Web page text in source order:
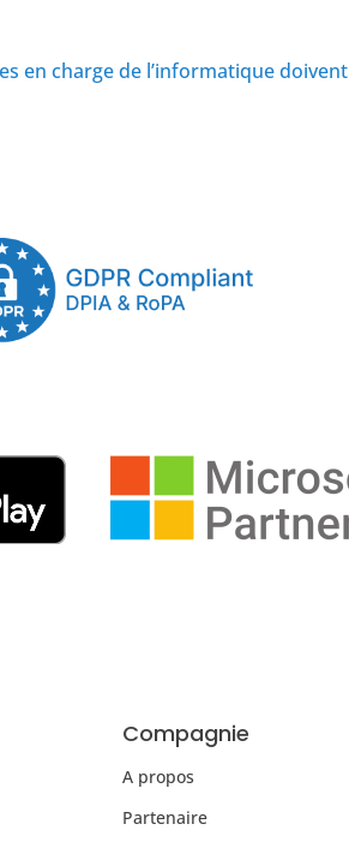
en charge de l’informatique doivent
Compagnie
A propos
Partenaire